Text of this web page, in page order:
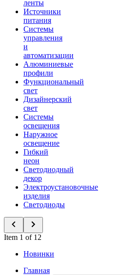
ленты
Источники
питания
Системы
управления
и
автоматизации
Алюминиевые
профили
Функциональный
свет
Дизайнерский
свет
Системы
освещения
Наружное
освещение
Гибкий
неон
Светодиодный
декор
Электроустановочные
изделия
Светодиоды
Item 1 of 12
Новинки
Главная